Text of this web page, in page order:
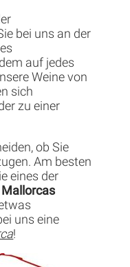
bei uns an der
auf jedes
Weine von
sich
zu einer
ob Sie
Am besten
eines der
uns eine
!